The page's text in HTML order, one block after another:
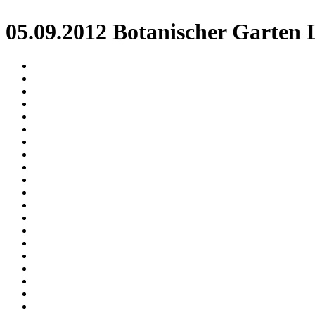
05.09.2012 Botanischer Garten